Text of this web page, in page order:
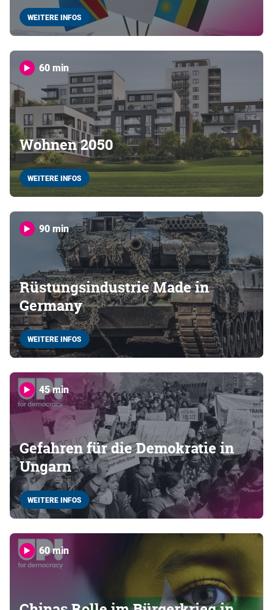
WEITERE INFOS
60 min
Wohnen 2050
WEITERE INFOS
90 min
Rüstungsindustrie Made in
Germany
WEITERE INFOS
45 min
Gefahren für die Demokratie in
Ungarn
WEITERE INFOS
60 min